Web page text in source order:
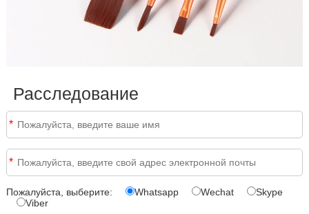
Расследование
*
*
Пожалуйста, выберите: Whatsapp Wechat
Skype
Viber